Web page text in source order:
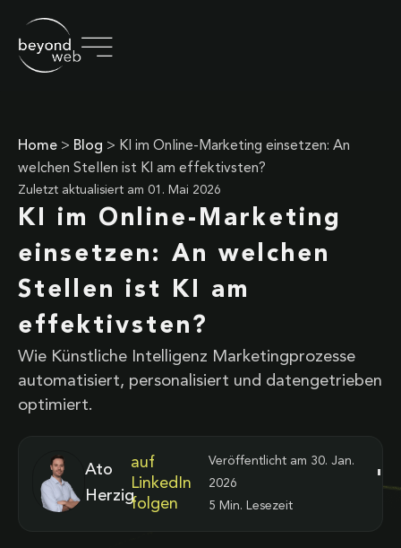
Home > Blog > KI im Online-Marketing einsetzen: An
welchen Stellen ist KI am effektivsten?
Zuletzt aktualisiert am 01. Mai 2026
KI im Online-Marketing
einsetzen: An welchen
Stellen ist KI am
effektivsten?
Wie Künstliche Intelligenz Marketingprozesse
automatisiert, personalisiert und datengetrieben
optimiert.
Ato
Herzig
auf
LinkedIn
folgen
Veröffentlicht am 30. Jan.
2026
5 Min. Lesezeit